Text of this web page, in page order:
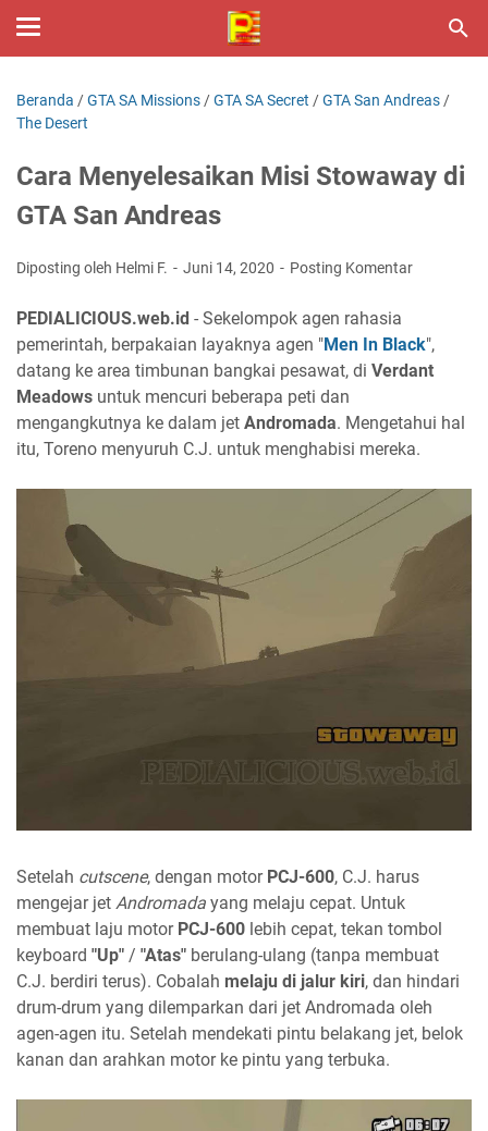
Beranda /GTA SA Missions /GTA SA Secret /GTA San Andreas /
The Desert
Cara Menyelesaikan Misi Stowaway di
GTA San Andreas
Diposting oleh Helmi F. Juni 14, 2020 Posting Komentar
PEDIALICIOUS.web.id - Sekelompok agen rahasia
pemerintah, berpakaian layaknya agen "Men In Black",
datang ke area timbunan bangkai pesawat, di Verdant
Meadows untuk mencuri beberapa peti dan
mengangkutnya ke dalam jet Andromada. Mengetahui hal
itu, Toreno menyuruh C.J. untuk menghabisi mereka.
Setelah cutscene, dengan motor PCJ-600, C.J. harus
mengejar jet Andromada yang melaju cepat. Untuk
membuat laju motor PCJ-600 lebih cepat, tekan tombol
keyboard "Up" / "Atas" berulang-ulang (tanpa membuat
C.J. berdiri terus). Cobalah melaju di jalur kiri, dan hindari
drum-drum yang dilemparkan dari jet Andromada oleh
agen-agen itu. Setelah mendekati pintu belakang jet, belok
kanan dan arahkan motor ke pintu yang terbuka.